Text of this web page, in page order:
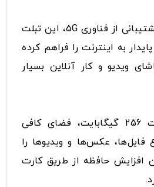
پردازنده و اتصال: با پشتیبانی از فناوری 5G، این تبلت
به اینترنت را فراهم کرده
ویدیو و کار آنلاین بسیار
حافظه داخلی: ظرفیت 256 گیگابایت، فضای کافی
فایل‌ها، عکس‌ها و ویدیوها را
افزایش حافظه از طریق کارت